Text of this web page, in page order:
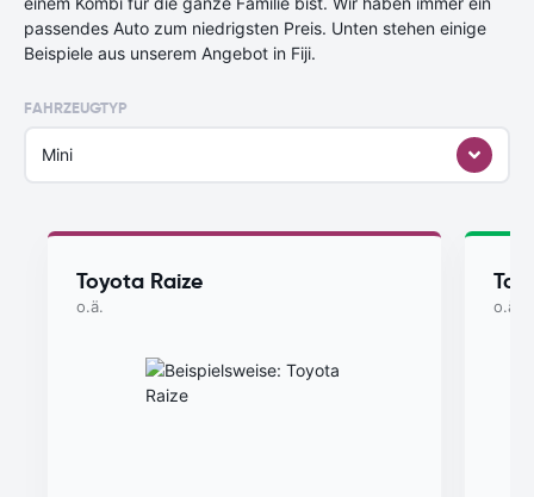
passendes Auto zum niedrigsten Preis. Unten stehen einige
Beispiele aus unserem Angebot in Fiji.
FAHRZEUGTYP
Mini
Toyota Raize
o.ä. o.ä.